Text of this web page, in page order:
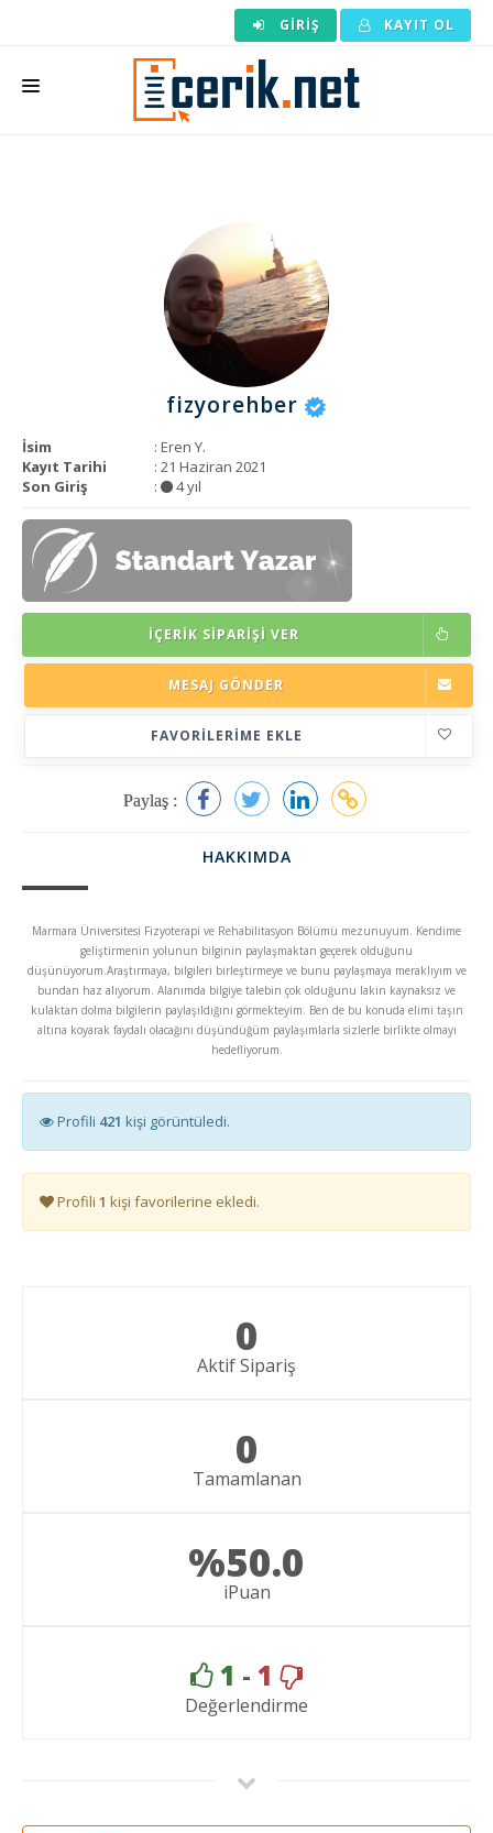
GIRIŞ KAYIT OL
KURUMSAL
fizyorehber
İsim
: Eren Y.
Kayıt Tarihi
: 21 Haziran 2021
Son Giriş
: 4 yıl
İÇERIK SIPARIŞI VER
MESAJ GÖNDER
FAVORILERIME EKLE
Paylaş :
HAKKIMDA
Marmara Üniversitesi Fizyoterapi ve Rehabilitasyon Bölümü mezunuyum. Kendime
geliştirmenin yolunun bilginin paylaşmaktan geçerek olduğunu
düşünüyorum.Araştırmaya, bilgileri birleştirmeye ve bunu paylaşmaya meraklıyım ve
bundan haz alıyorum. Alanımda bilgiye talebin çok olduğunu lakin kaynaksız ve
kulaktan dolma bilgilerin paylaşıldığını görmekteyim. Ben de bu konuda elimi taşın
altına koyarak faydalı olacağını düşündüğüm paylaşımlarla sizlerle birlikte olmayı
hedefliyorum.
Profili 421 kişi görüntüledi.
Profili 1 kişi favorilerine ekledi.
0
Aktif Sipariş
0
Tamamlanan
%50.0
iPuan
1 - 1
Değerlendirme